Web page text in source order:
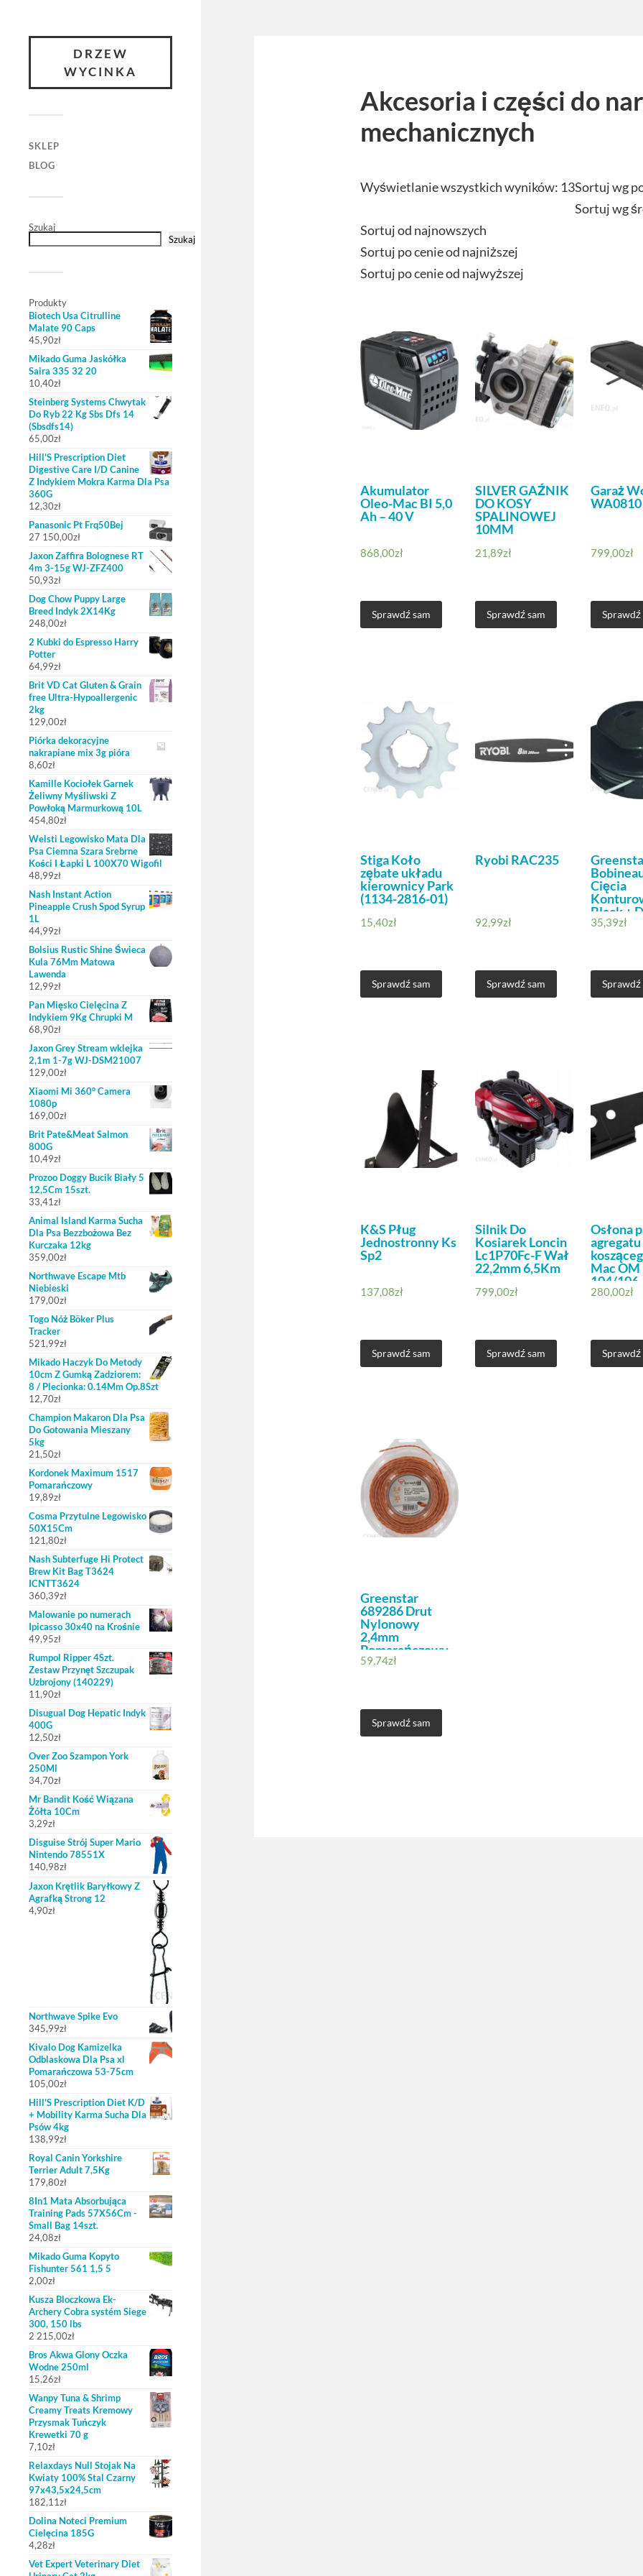
DRZEW
WYCINKA
SKLEP
BLOG
Szukaj
Szukaj
Produkty
Biotech Usa Citrulline
Malate 90 Caps
45,90zł
Mikado Guma Jaskółka
Saira 335 32 20
10,40zł
Steinberg Systems Chwytak
Do Ryb 22 Kg Sbs Dfs 14
(Sbsdfs14)
65,00zł
Hill'S Prescription Diet
Digestive Care I/D Canine
Z Indykiem Mokra Karma Dla Psa
360G
12,30zł
Panasonic Pt Frq50Bej
27 150,00zł
Jaxon Zaffira Bolognese RT
4m 3-15g WJ-ZFZ400
50,93zł
Dog Chow Puppy Large
Breed Indyk 2X14Kg
248,00zł
2 Kubki do Espresso Harry
Potter
64,99zł
Brit VD Cat Gluten & Grain
free Ultra-Hypoallergenic
2kg
129,00zł
Piórka dekoracyjne
nakrapiane mix 3g pióra
8,60zł
Kamille Kociołek Garnek
Żeliwny Myśliwski Z
Powłoką Marmurkową 10L
454,80zł
Welsti Legowisko Mata Dla
Psa Ciemna Szara Srebrne
Kości I Łapki L 100X70 Wigofil
48,99zł
Nash Instant Action
Pineapple Crush Spod Syrup
1L
44,99zł
Bolsius Rustic Shine Świeca
Kula 76Mm Matowa
Lawenda
12,99zł
Pan Mięsko Cielęcina Z
Indykiem 9Kg Chrupki M
68,90zł
Jaxon Grey Stream wklejka
2,1m 1-7g WJ-DSM21007
129,00zł
Xiaomi Mi 360° Camera
1080p
169,00zł
Brit Pate&Meat Salmon
800G
10,49zł
Prozoo Doggy Bucik Biały 5
12,5Cm 15szt.
33,41zł
Animal Island Karma Sucha
Dla Psa Bezzbożowa Bez
Kurczaka 12kg
359,00zł
Northwave Escape Mtb
Niebieski
179,00zł
Togo Nóż Böker Plus
Tracker
521,99zł
Mikado Haczyk Do Metody
10cm Z Gumką Zadziorem:
8 / Plecionka: 0.14Mm Op.8Szt
12,70zł
Champion Makaron Dla Psa
Do Gotowania Mieszany
5kg
21,50zł
Kordonek Maximum 1517
Pomarańczowy
19,89zł
Cosma Przytulne Legowisko
50X15Cm
121,80zł
Nash Subterfuge Hi Protect
Brew Kit Bag T3624
ICNTT3624
360,39zł
Malowanie po numerach
Ipicasso 30x40 na Krośnie
49,95zł
Rumpol Ripper 4Szt.
Zestaw Przynęt Szczupak
Uzbrojony (140229)
11,90zł
Disugual Dog Hepatic Indyk
400G
12,50zł
Over Zoo Szampon York
250Ml
34,70zł
Mr Bandit Kość Wiązana
Żółta 10Cm
3,29zł
Disguise Strój Super Mario
Nintendo 78551X
140,98zł
Jaxon Krętlik Baryłkowy Z
Agrafką Strong 12
4,90zł
Northwave Spike Evo
345,99zł
Kivalo Dog Kamizelka
Odblaskowa Dla Psa xl
Pomarańczowa 53-75cm
105,00zł
Hill'S Prescription Diet K/D
+ Mobility Karma Sucha Dla
Psów 4kg
138,99zł
Royal Canin Yorkshire
Terrier Adult 7,5Kg
179,80zł
8In1 Mata Absorbująca
Training Pads 57X56Cm -
Small Bag 14szt.
24,08zł
Mikado Guma Kopyto
Fishunter 561 1,5 5
2,00zł
Kusza Bloczkowa Ek-
Archery Cobra systém Siege
300, 150 lbs
2 215,00zł
Bros Akwa Glony Oczka
Wodne 250ml
15,26zł
Wanpy Tuna & Shrimp
Creamy Treats Kremowy
Przysmak Tuńczyk
Krewetki 70 g
7,10zł
Relaxdays Null Stojak Na
Kwiaty 100% Stal Czarny
97x43,5x24,5cm
182,11zł
Dolina Noteci Premium
Cielęcina 185G
4,28zł
Vet Expert Veterinary Diet
Akcesoria i części do
mechanicznych
Wyświetlanie wszystkich wyników: 13Sortuj wg
Sortuj wg
Sortuj od najnowszych
Sortuj po cenie od najniższej
Sortuj po cenie od najwyższej
Akumulator
Oleo-Mac BI 5,0
Ah – 40 V
868,00zł
Sprawdź sam
SILVER GAŹNIK
DO KOSY
SPALINOWEJ
10MM
21,89zł
Sprawdź sam
Garaż
WA0810
799,00zł
Sprawdź
Stiga Koło
zębate układu
kierownicy Park
(1134-2816-01)
15,40zł
Sprawdź sam
Ryobi RAC235
92,99zł
Sprawdź sam
Cięcia
Black +
Glc400 Ø
35,39zł
Sprawdź
K&S Pług
Jednostronny Ks
Sp2
137,08zł
Sprawdź sam
Silnik Do
Kosiarek Loncin
Lc1P70Fc-F Wał
22,2mm 6,5Km
799,00zł
Sprawdź sam
Osłona
agregatu
Mac OM
104/106
280,00zł
Sprawdź
Greenstar
689286 Drut
Nylonowy
2,4mm
Pomarańczowy
59,74zł
Sprawdź sam